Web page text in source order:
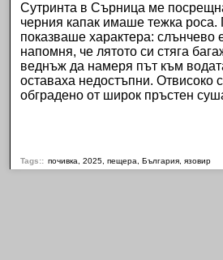
Сутринта в Сърница ме
черния капак имаше тежка роса.
показваше характера: слънчево
напомня, че лятото си стяга
веднъж да намеря път към
оставаха недостъпни. Отвисоко
обградено от широк пръстен
Tags: почивка,2025,пещера, България,язовир